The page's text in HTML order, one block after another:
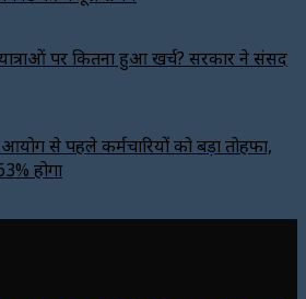
पर कितना हुआ खर्च? सरकार ने संसद
से पहले कर्मचारियों को बड़ा तोहफा,
होगा